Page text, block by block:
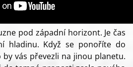
pod západní horizont. Je čas
hladinu. Když se ponoříte do
vás převezli na jinou planetu.